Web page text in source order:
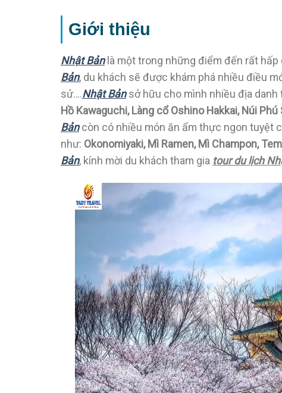
Giới thiệu
Nhật Bảnlà một trong những điểm đến rất hấp
Bản, du khách sẽ được khám phá nhiều điều
sử….Nhật Bảnsở hữu cho mình nhiều địa danh
Hồ Kawaguchi, Làng cổ Oshino Hakkai, Núi
Bảncòn có nhiều món ăn ẩm thực ngon tuyệt
như: Okonomiyaki, Mì Ramen, Mì Champon,
Bản, kính mời du khách tham gia tour du lịch